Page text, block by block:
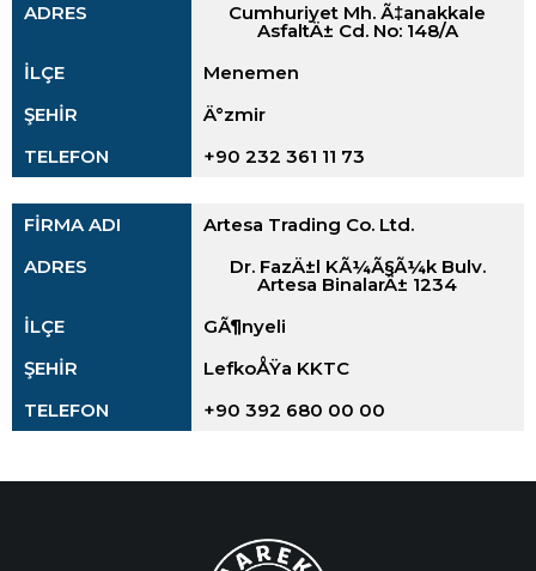
ADRES
Cumhuriyet Mh. Ã‡anakkale
AsfaltÄ± Cd. No: 148/A
İLÇE
Menemen
ŞEHİR
Ä°zmir
TELEFON
+90 232 361 11 73
FİRMA ADI
Artesa Trading Co. Ltd.
ADRES
Dr. FazÄ±l KÃ¼Ã§Ã¼k Bulv.
Artesa BinalarÄ± 1234
İLÇE
GÃ¶nyeli
ŞEHİR
LefkoÅŸa KKTC
TELEFON
+90 392 680 00 00